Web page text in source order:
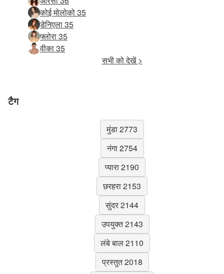
कोई मोलोको 35
डेनिएला 35
फ्लोरा 35
वीका 35
सभी को देखें >
टैग
मुंडा 2773
नंगा 2754
प्यारा 2190
छरहरा 2153
सुंदर 2144
उपयुक्त 2143
लंबे बाल 2110
प्रस्तुत 2018